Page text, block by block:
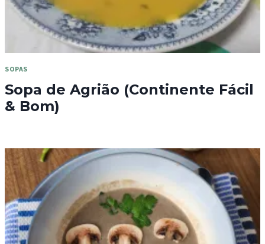
SOPAS
Sopa de Agrião (Continente Fácil
& Bom)